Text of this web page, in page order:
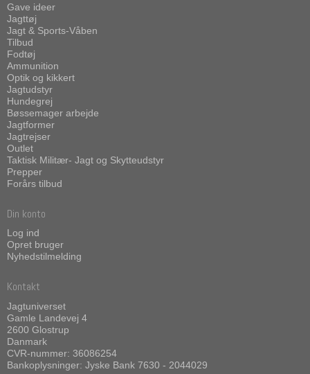
Gave ideer
Jagttøj
Jagt & Sports-Våben
Tilbud
Fodtøj
Ammunition
Optik og kikkert
Jagtudstyr
Hundegrej
Bøssemager arbejde
Jagtformer
Jagtrejser
Outlet
Taktisk Militær- Jagt og Skytteudstyr
Prepper
Forårs tilbud
Din konto
Log ind
Opret bruger
Nyhedstilmelding
Kontakt
Jagtuniverset
Gamle Landevej 4
2600 Glostrup
Danmark
CVR-nummer: 36086254
Bankoplysninger: Jyske Bank 7630 - 2044029